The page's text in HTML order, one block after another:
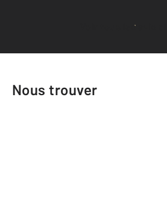
Voir tous les avis
Nous trouver